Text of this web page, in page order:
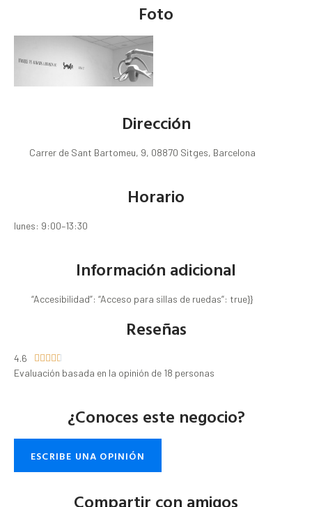
Foto
Dirección
Carrer de Sant Bartomeu, 9, 08870 Sitges, Barcelona
Horario
lunes: 9:00–13:30
Información adicional
“Accesibilidad”: “Acceso para sillas de ruedas”: true}}
Reseñas
4.6     
Evaluación basada en la opinión de 18 personas
¿Conoces este negocio?
ESCRIBE UNA OPINIÓN
Compartir con amigos